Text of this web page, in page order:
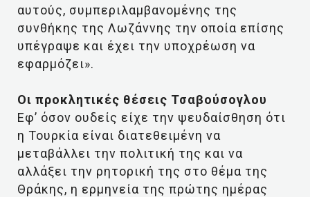
αυτούς, συμπεριλαμβανομένης της
συνθήκης της Λωζάννης την οποία επίσης
υπέγραψε και έχει την υποχρέωση να
εφαρμόζει».
Οι προκλητικές θέσεις Τσαβούσογλου
Εφ’ όσον ουδείς είχε την ψευδαίσθηση ότι
η Τουρκία είναι διατεθειμένη να
μεταβάλλει την πολιτική της και να
αλλάξει την ρητορική της στο θέμα της
Θράκης, η ερμηνεία της πρώτης ημέρας